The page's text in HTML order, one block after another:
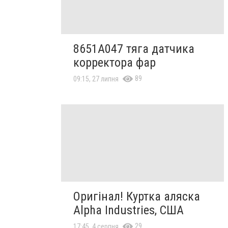
8651A047 тяга датчика
корректора фар
09:15, 27 липня 89
Оригінал! Куртка аляска
Alpha Industries, США
29